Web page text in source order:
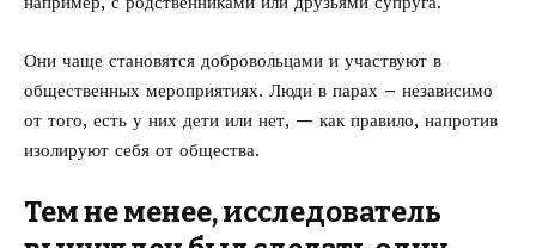
Они чаще становятся добровольцами и участвуют в
общественных мероприятиях. Люди в парах – независимо
от того, есть у них дети или нет, — как правило, напротив
изолируют себя от общества.
Тем не менее, исследователь